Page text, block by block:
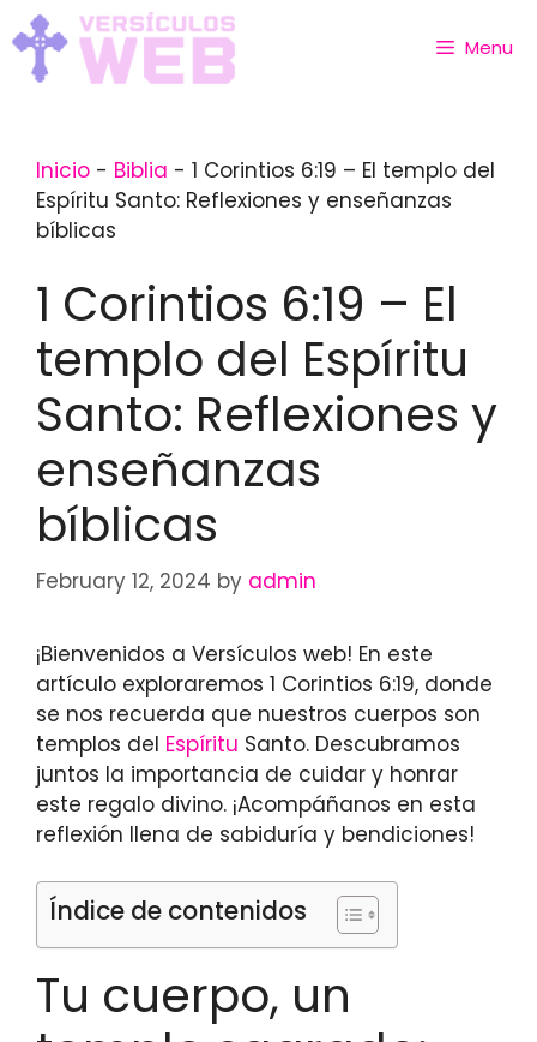
Skip
to
content
Menu
Inicio - Biblia - 1 Corintios 6:19 – El templo del
Espíritu Santo: Reflexiones y enseñanzas
bíblicas
1 Corintios 6:19 – El
templo del Espíritu
Santo: Reflexiones y
enseñanzas
bíblicas
February 12, 2024 by admin
¡Bienvenidos a Versículos web! En este
artículo exploraremos 1 Corintios 6:19, donde
se nos recuerda que nuestros cuerpos son
templos del Espíritu Santo. Descubramos
juntos la importancia de cuidar y honrar
este regalo divino. ¡Acompáñanos en esta
reflexión llena de sabiduría y bendiciones!
Índice de contenidos
Tu cuerpo, un